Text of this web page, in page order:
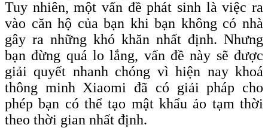
Tuy nhiên, một vấn đề phát sinh là việc ra
vào căn hộ của bạn khi bạn không có nhà
gây ra những khó khăn nhất định. Nhưng
bạn đừng quá lo lắng, vấn đề này sẽ được
giải quyết nhanh chóng vì hiện nay khoá
thông minh Xiaomi đã có giải pháp cho
phép bạn có thể tạo mật khẩu ảo tạm thời
theo thời gian nhất định.